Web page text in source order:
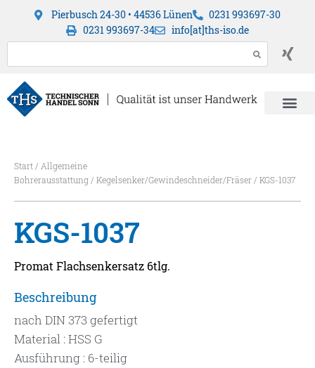
Pierbusch 24-30 • 44536 Lünen
0231 993697-30
0231 993697-34
info[at]ths-iso.de
Start/ Allgemeine
Bohrerausstattung/ Kegelsenker/Gewindeschneider/Fräser/ KGS-1037
KGS-1037
Promat Flachsenkersatz 6tlg.
Beschreibung
nach DIN 373 gefertigt
Material : HSS G
Ausführung : 6-teilig